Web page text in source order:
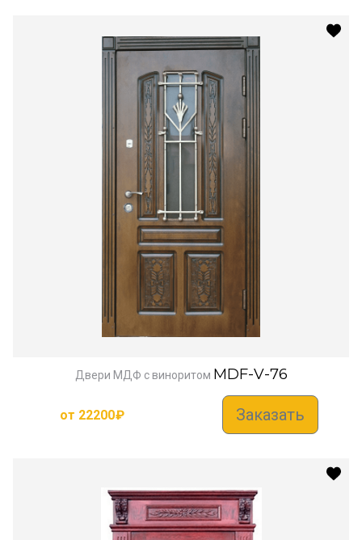
Двери МДФ с виноритом MDF-V-76
от 22200₽ Заказать